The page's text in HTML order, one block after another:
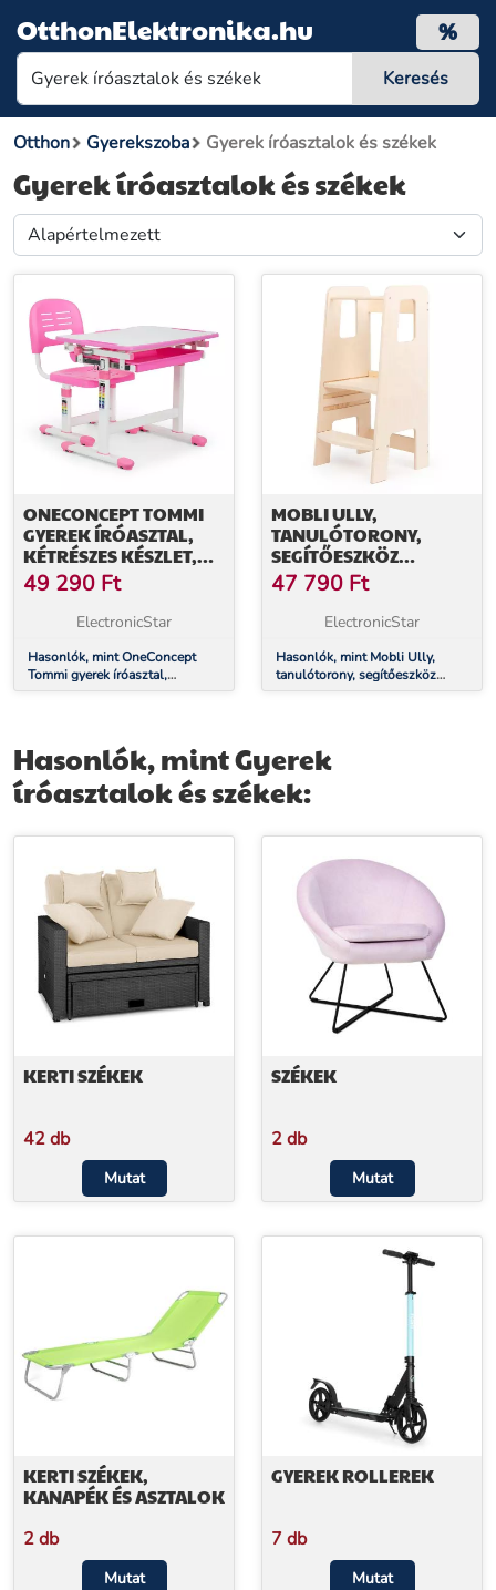
OtthonElektronika.hu %
Otthon Gyerekszoba Gyerek íróasztalok és székek
Gyerek íróasztalok és székek
ONECONCEPT TOMMI
GYEREK ÍRÓASZTAL,
KÉTRÉSZES KÉSZLET,
ASZTAL, SZÉK,
ÁLLÍTHATÓ
MAGASSÁGÚ
49 290 Ft
ElectronicStar
Hasonlók, mint OneConcept
Tommi gyerek íróasztal,
kétrészes készlet, asztal, szék,
MOBLI ULLY,
TANULÓTORONY,
SEGÍTŐESZKÖZ
MÁSZÁSHOZ,
MONTESSORI,
MULTIPLEX, 40,5 X 86 X
47 790 Ft
ElectronicStar
Hasonlók, mint Mobli Ully,
tanulótorony, segítőeszköz
mászáshoz, Montessori,
Hasonlók, mint Gyerek
íróasztalok és székek:
KERTI SZÉKEK
42 db
Mutat
SZÉKEK
2 db
Mutat
KERTI SZÉKEK,
KANAPÉK ÉS ASZTALOK
2 db
Mutat
GYEREK ROLLEREK
7 db
Mutat